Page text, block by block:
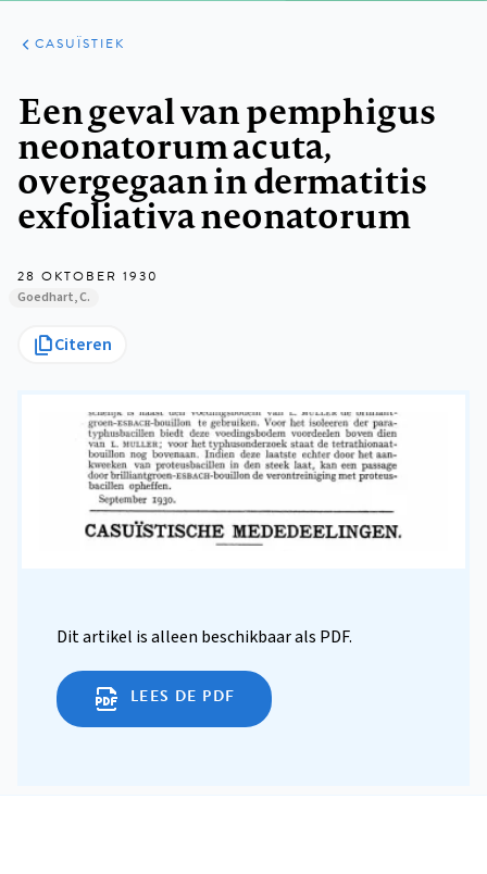
ARTIKELEN
PRAKTIJK
CASUÏSTIEK
Een geval van pemphigus
neonatorum acuta,
overgegaan in dermatitis
exfoliativa neonatorum
28 OKTOBER 1930
Goedhart, C.
Citeren
Dit artikel is alleen beschikbaar als PDF.
LEES DE PDF